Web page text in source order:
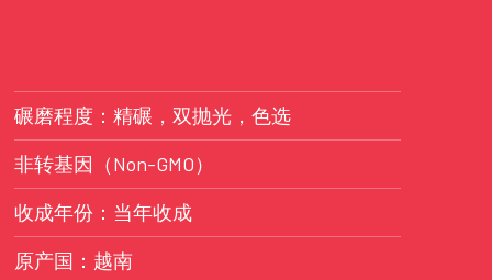
碾磨程度：精碾，双抛光，色选
非转基因（Non-GMO）
收成年份：当年收成
原产国：越南